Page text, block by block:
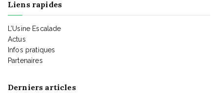
Liens rapides
L’Usine Escalade
Actus
Infos pratiques
Partenaires
Derniers articles